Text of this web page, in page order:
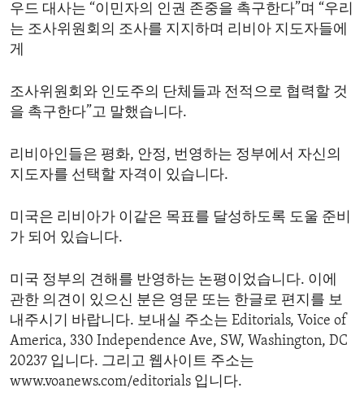
우드 대사는 “이민자의 인권 존중을 촉구한다”며 “우리
는 조사위원회의 조사를 지지하며 리비아 지도자들에
게
조사위원회와 인도주의 단체들과 전적으로 협력할 것
을 촉구한다”고 말했습니다.
리비아인들은 평화, 안정, 번영하는 정부에서 자신의
지도자를 선택할 자격이 있습니다.
미국은 리비아가 이같은 목표를 달성하도록 도울 준비
가 되어 있습니다.
미국 정부의 견해를 반영하는 논평이었습니다. 이에
관한 의견이 있으신 분은 영문 또는 한글로 편지를 보
내주시기 바랍니다. 보내실 주소는 Editorials, Voice of
America, 330 Independence Ave, SW, Washington, DC
20237 입니다. 그리고 웹사이트 주소는
www.voanews.com/editorials 입니다.